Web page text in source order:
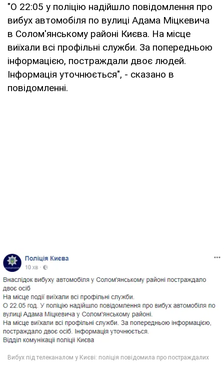
"О 22:05 у поліцію надійшло повідомлення про
вибух автомобіля по вулиці Адама Міцкевича
в Солом'янському районі Києва. На місце
виїхали всі профільні служби. За попередньою
інформацією, постраждали двоє людей.
Інформація уточнюється", - сказано в
повідомленні.